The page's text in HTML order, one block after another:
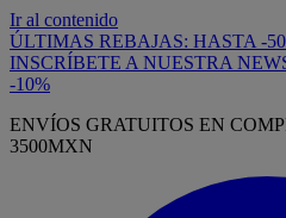
Ir al contenido
ÚLTIMAS REBAJAS: HASTA -
INSCRÍBETE A NUESTRA
-10%
ENVÍOS GRATUITOS EN
3500MXN